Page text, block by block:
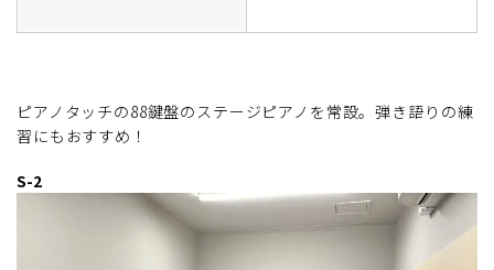
ピアノタッチの88鍵盤のステージピアノを常設。弾き語りの練
習にもおすすめ！
S-2